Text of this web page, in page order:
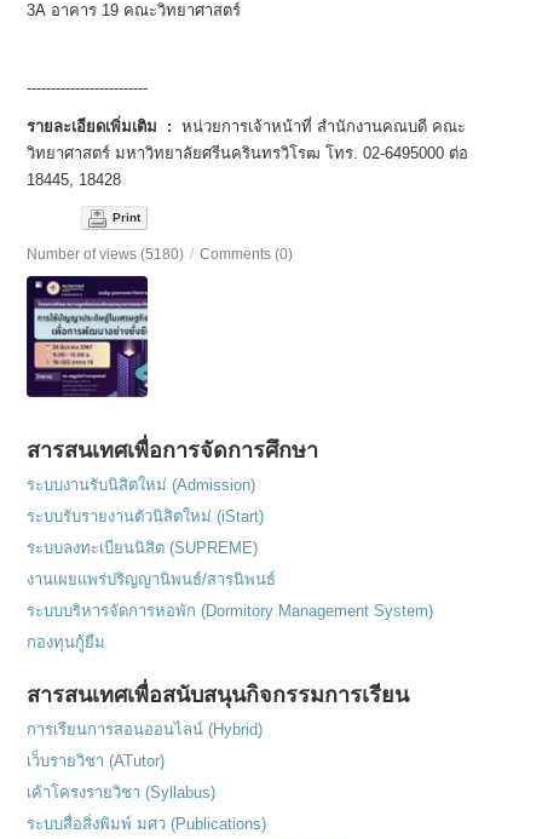
3A อาคาร 19 คณะวิทยาศาสตร์
-------------------------
รายละเอียดเพิ่มเติม :หน่วยการเจ้าหน้าที่ สำนักงานคณบดี คณะ
วิทยาศาสตร์ มหาวิทยาลัยศรีนครินทรวิโรฒ โทร. 02-6495000 ต่อ
18445, 18428
Print
Number of views (5180) / Comments (0)
สารสนเทศเพื่อการจัดการศึกษา
ระบบงานรับนิสิตใหม่ (Admission)
ระบบรับรายงานตัวนิสิตใหม่ (iStart)
ระบบลงทะเบียนนิสิต (SUPREME)
งานเผยแพร่ปริญญานิพนธ์/สารนิพนธ์
ระบบบริหารจัดการหอพัก (Dormitory Management System)
กองทุนกู้ยืม
สารสนเทศเพื่อสนับสนุนกิจกรรมการเรียน
การเรียนการสอนออนไลน์ (Hybrid)
เว็บรายวิชา (ATutor)
เค้าโครงรายวิชา (Syllabus)
ระบบสื่อสิ่งพิมพ์ มศว (Publications)